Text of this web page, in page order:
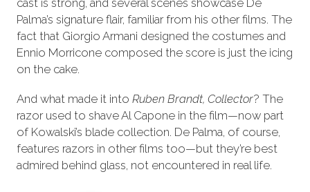
cast is strong, and several scenes showcase De
Palma’s signature flair, familiar from his other films. The
fact that Giorgio Armani designed the costumes and
Ennio Morricone composed the score is just the icing
on the cake.
And what made it into Ruben Brandt, Collector? The
razor used to shave Al Capone in the film—now part
of Kowalski’s blade collection. De Palma, of course,
features razors in other films too—but they’re best
admired behind glass, not encountered in real life.